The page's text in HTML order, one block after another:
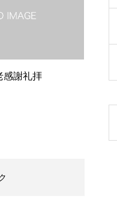
謝礼拝